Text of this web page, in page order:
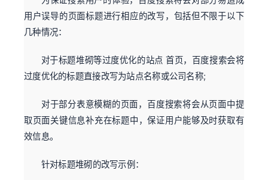
用户误导的页面标题进行相应的改写，包括但不限于以下
几种情况：
对于标题堆砌等过度优化的站点 首页，百度搜索会将
过度优化的标题直接改写为站点名称或公司名称;
对于部分表意模糊的页面，百度搜索将会从页面中提
取页面关键信息补充在标题中，保证用户能够及时获取有
效信息。
针对标题堆砌的改写示例：